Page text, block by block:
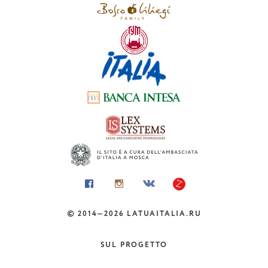
DOVE ANDARE
L’Aquario di Genova
© 2014—2026 LATUAITALIA.RU
SUL PROGETTO